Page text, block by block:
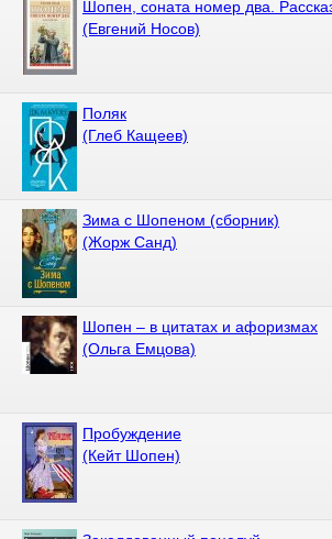
Шопен, соната номер два.
(Евгений Носов)
Поляк
(Глеб Кащеев)
Зима с Шопеном (сборник)
(Жорж Санд)
Шопен – в цитатах и афоризмах
(Ольга Емцова)
Пробуждение
(Кейт Шопен)